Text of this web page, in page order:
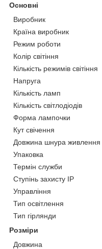
Основні
Виробник
Країна виробник
Режим роботи
Колір світіння
Кількість режимів світіння
Напруга
Кількість ламп
Кількість світлодіодів
Форма лампочки
Кут свічення
Довжина шнура живлення
Упаковка
Термін служби
Ступінь захисту IP
Управління
Тип освітлення
Тип гірлянди
Розміри
Довжина